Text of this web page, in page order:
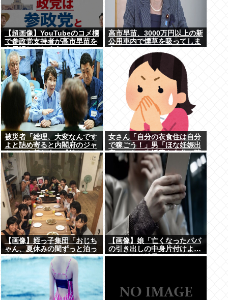
【超画像】YouTubeのコメ欄
で参政党支持者が高市早苗を
在日認してしまうwww
高市早苗、3000万円以上の新
公用車内で煙草を吸ってしま
被災者「総理、大変なんです
よと詰め寄ると内閣府のジャ
ケットを着た人に『静かに 』
とすごまれた」
女さん「自分の衣食住は自分
で稼ごう！」男「ほな妊娠出
産のときの生活費も自分で貯
めてな」女さん「──世界か
ら色が消えた」
【画像】姪っ子集団「おじち
ゃん、夏休みの間ずっと泊っ
てくね」
【画像】娘「亡くなったパパ
の引き出しの中身片付けよ…
あっ、」⇒結果！